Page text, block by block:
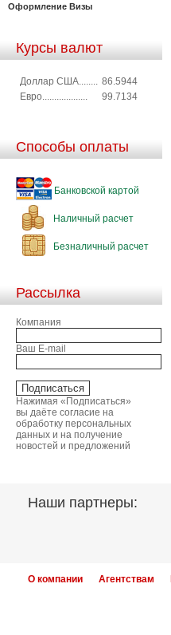
Оформление Визы
Курсы валют
Доллар США........ 86.5944
Евро...................
99.7134
Способы оплаты
Банковской картой
Наличный расчет
Безналичный расчет
Рассылка
Компания
Ваш E-mail
Нажимая «Подписаться»
вы даёте согласие на
обработку персональных
данных и на получение
новостей и предложений
Наши партнеры:
О компании Агентствам